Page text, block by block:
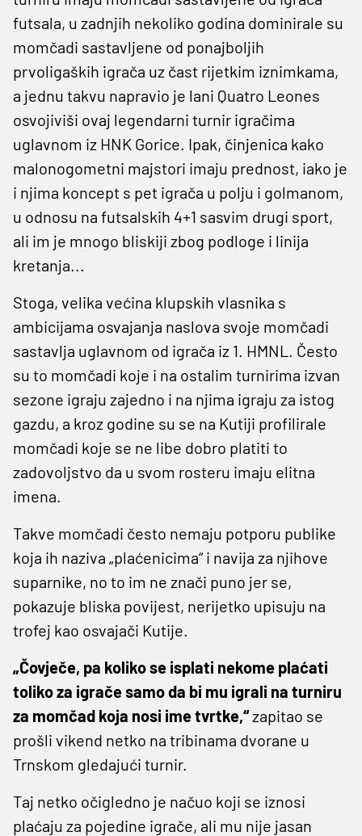
futsala, u zadnjih nekoliko godina dominirale su
momčadi sastavljene od ponajboljih
prvoligaških igrača uz čast rijetkim iznimkama,
a jednu takvu napravio je lani Quatro Leones
osvojiviši ovaj legendarni turnir igračima
uglavnom iz HNK Gorice. Ipak, činjenica kako
malonogometni majstori imaju prednost, iako je
i njima koncept s pet igrača u polju i golmanom,
u odnosu na futsalskih 4+1 sasvim drugi sport,
ali im je mnogo bliskiji zbog podloge i linija
kretanja...
Stoga, velika većina klupskih vlasnika s
ambicijama osvajanja naslova svoje momčadi
sastavlja uglavnom od igrača iz 1. HMNL. Često
su to momčadi koje i na ostalim turnirima izvan
sezone igraju zajedno i na njima igraju za istog
gazdu, a kroz godine su se na Kutiji profilirale
momčadi koje se ne libe dobro platiti to
zadovoljstvo da u svom rosteru imaju elitna
imena.
Takve momčadi često nemaju potporu publike
koja ih naziva „plaćenicima“ i navija za njihove
suparnike, no to im ne znači puno jer se,
pokazuje bliska povijest, nerijetko upisuju na
trofej kao osvajači Kutije.
„Čovječe, pa koliko se isplati nekome plaćati
toliko za igrače samo da bi mu igrali na turniru
za momčad koja nosi ime tvrtke,“zapitao se
prošli vikend netko na tribinama dvorane u
Trnskom gledajući turnir.
Taj netko očigledno je načuo koji se iznosi
plaćaju za pojedine igrače, ali mu nije jasan